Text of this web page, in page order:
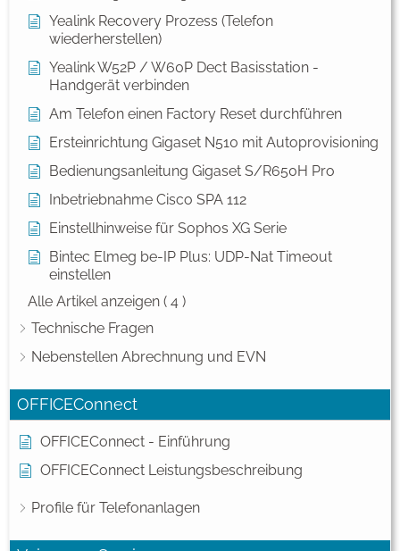
Yealink Recovery Prozess (Telefon
wiederherstellen)
Yealink W52P / W60P Dect Basisstation -
Handgerät verbinden
Am Telefon einen Factory Reset durchführen
Ersteinrichtung Gigaset N510 mit Autoprovisioning
Bedienungsanleitung Gigaset S/R650H Pro
Inbetriebnahme Cisco SPA 112
Einstellhinweise für Sophos XG Serie
Bintec Elmeg be-IP Plus: UDP-Nat Timeout
einstellen
Alle Artikel anzeigen ( 4 )
Technische Fragen
Nebenstellen Abrechnung und EVN
OFFICEConnect
OFFICEConnect - Einführung
OFFICEConnect Leistungsbeschreibung
Profile für Telefonanlagen